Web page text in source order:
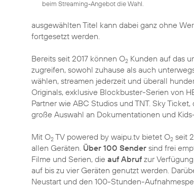
beim Streaming-Angebot die Wahl.
ausgewählten Titel kann dabei ganz ohne
fortgesetzt werden.
Bereits seit 2017 können O2 Kunden auf das
zugreifen, sowohl zuhause als auch
wählen, streamen jederzeit und überall
Originals, exklusive Blockbuster-Serien von
Partner wie ABC Studios und TNT. Sky
große Auswahl an Dokumentationen und
Mit O2 TV powered by waipu.tv bietet O2 seit
allen Geräten. Über 100 Sender sind frei
Filme und Serien, die auf Abruf zur
auf bis zu vier Geräten genutzt werden.
Neustart und den 100-Stunden-